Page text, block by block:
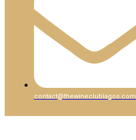
contact@thewineclublagos.com